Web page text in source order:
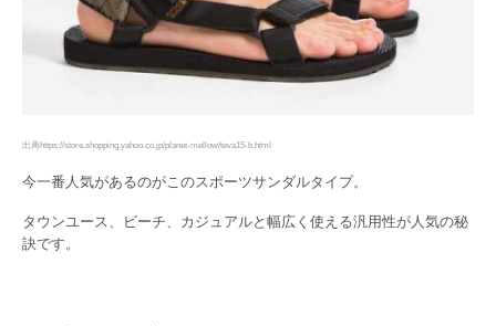
出典https://store.shopping.yahoo.co.jp/planet-mellow/teva15-b.html
今一番人気があるのがこのスポーツサンダルタイプ。
タウンユース、ビーチ、カジュアルと幅広く使える汎用性が人気の秘
訣です。